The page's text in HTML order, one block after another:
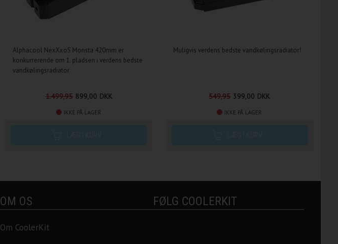
Alphacool NexXxoS Monsta 420mm er
konkurrerende om 1. pladsen i verdens bedste
vandkølingsradiator
1.499,95 899,00 DKK
IKKE PÅ LAGER
Muligvis verdens bedste vandkølingsradiator!
549,95 399,00 DKK
IKKE PÅ LAGER
OM OS
Om CoolerKit
FØLG COOLERKIT